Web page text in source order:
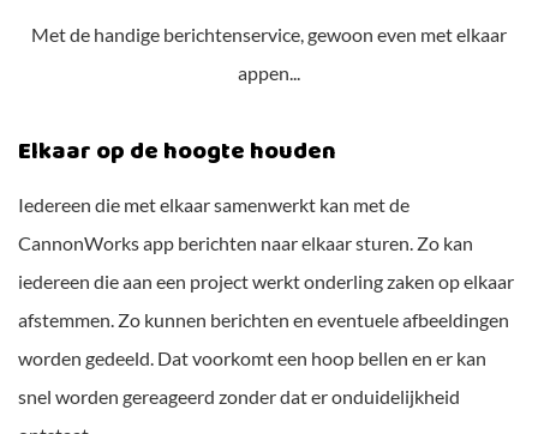
Met de handige berichtenservice, gewoon even met elkaar
appen...
Elkaar op de hoogte houden
Iedereen die met elkaar samenwerkt kan met de
CannonWorks app berichten naar elkaar sturen. Zo kan
iedereen die aan een project werkt onderling zaken op elkaar
afstemmen. Zo kunnen berichten en eventuele afbeeldingen
worden gedeeld. Dat voorkomt een hoop bellen en er kan
snel worden gereageerd zonder dat er onduidelijkheid